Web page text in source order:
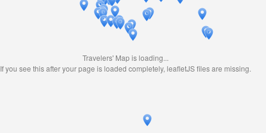
Travelers' Map is loading...
If you see this after your page is loaded completely, leafletJS files are missing.